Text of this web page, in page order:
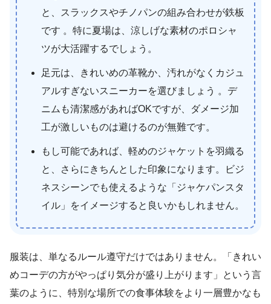
と、スラックスやチノパンの組み合わせが鉄板
です 。特に夏場は、涼しげな素材のポロシャ
ツが大活躍するでしょう。
足元は、きれいめの革靴か、汚れがなくカジュ
アルすぎないスニーカーを選びましょう 。デ
ニムも清潔感があればOKですが、ダメージ加
工が激しいものは避けるのが無難です。
もし可能であれば、軽めのジャケットを羽織る
と、さらにきちんとした印象になります。ビジ
ネスシーンでも使えるような「ジャケパンスタ
イル」をイメージすると良いかもしれません。
服装は、単なるルール遵守だけではありません。「きれい
めコーデの方がやっぱり気分が盛り上がります」という言
葉のように、特別な場所での食事体験をより一層豊かなも